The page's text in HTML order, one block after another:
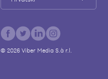
© 2026Viber Media S.à r.l.